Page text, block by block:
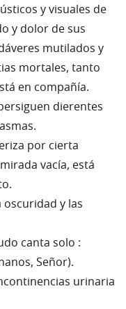
y visuales de
y dolor de sus
mutilados y
mortales, tanto
en compañía.
dierentes
por cierta
vacía, está
oscuridad y las
canta solo :
Señor).
urinaria